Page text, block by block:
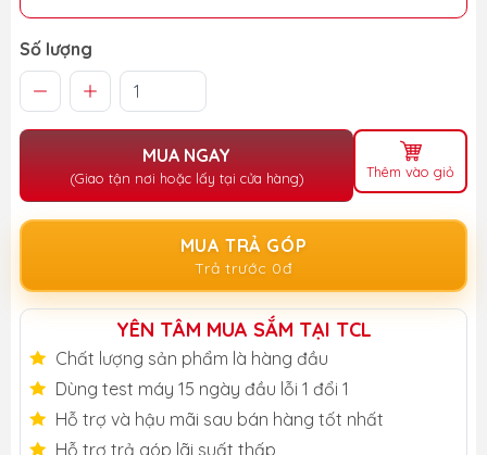
Số lượng
MUA NGAY
(Giao tận nơi hoặc lấy tại cửa hàng) Thêm vào giỏ
MUA TRẢ GÓP
Trả trước 0đ
YÊN TÂM MUA SẮM TẠI TCL
Chất lượng sản phẩm là hàng đầu
Dùng test máy 15 ngày đầu lỗi 1 đổi 1
Hỗ trợ và hậu mãi sau bán hàng tốt nhất
Hỗ trợ trả góp lãi suất thấp